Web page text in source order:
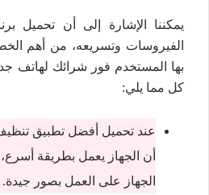
يمكننا الإشارة إلى أن تحميل
الفيروسات وتسريعه، من أهم
بها المستخدم فور شرائك لهاتف
كل مما يلي:
عند تحميل أفضل تطبيق تنظيف
أن الجهاز يعمل بطريقة
الجهاز على العمل بصور جيدة.